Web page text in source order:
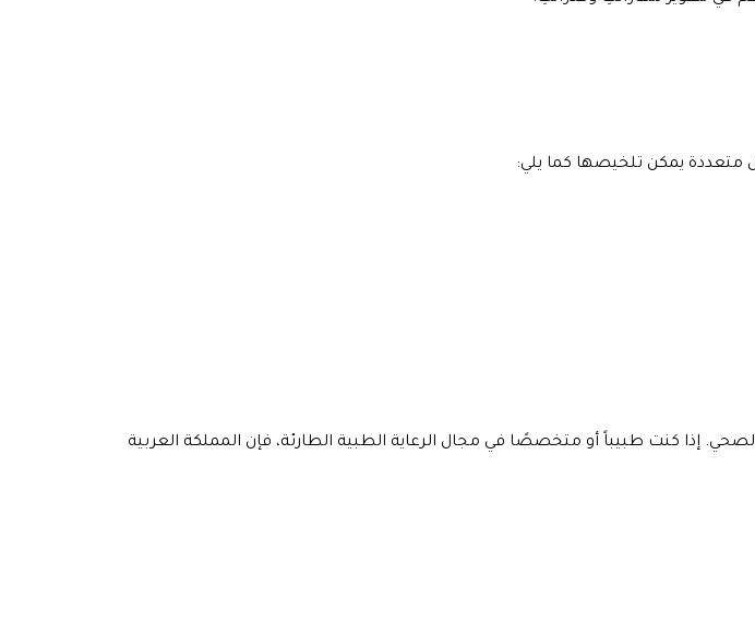
متعددة يمكن تلخيصها كما يلي:
إذا كنت طبيباً أو متخصصًا في مجال الرعاية الطبية الطارئة، فإن المملكة العربية